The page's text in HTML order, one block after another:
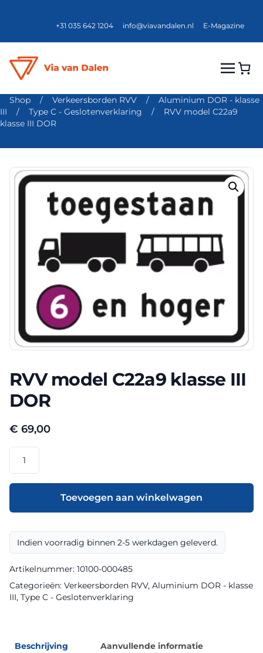
+31 035 642 1204 info@viavandalen.nl E-Magazine
Shop / Verkeersborden RVV /
Aluminium DOR - klasse
III
/ Type C - Geslotenverklaring /
RVV model C22a9
klasse III DOR
RVV model C22a9 klasse III
DOR
€ 69,00
model
C22a9
III
aantal
Toevoegen aan winkelwagen
Indien voorradig binnen 2-5 werkdagen geleverd.
Artikelnummer: 10100-000485
Categorieën: Verkeersborden RVV, Aluminium DOR - klasse
III, Type C - Geslotenverklaring
Beschrijving Aanvullende informatie